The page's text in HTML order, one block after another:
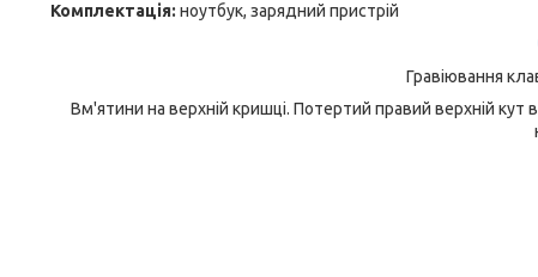
Комплектація: ноутбук, зарядний пристрій
Гравіювання
Вм'ятини на верхній кришці. Потертий правий верхній